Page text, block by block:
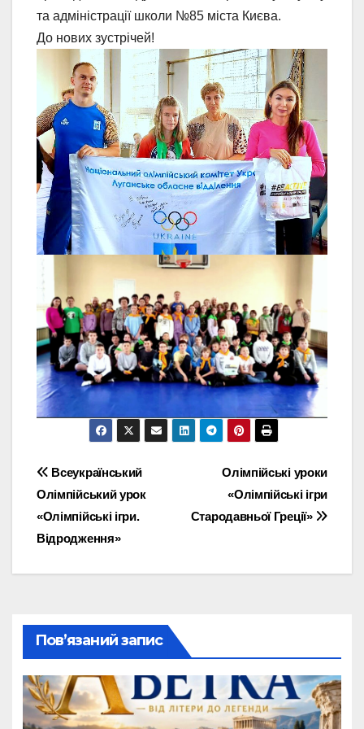
та адміністрації школи №85 міста Києва.
До нових зустрічей!
Навігація
записів
Олімпійські уроки
«Олімпійські ігри
Стародавньої Греції»
Всеукраїнський
Олімпійський урок
«Олімпійські ігри.
Відродження»
Пов’язаний запис